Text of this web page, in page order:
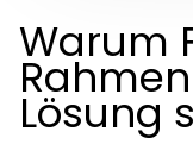
Warum
Lösung